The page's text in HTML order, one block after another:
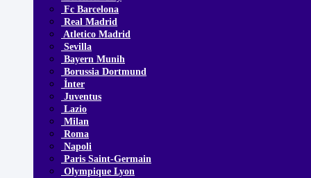
Fc Barcelona
Real Madrid
Atletico Madrid
Sevilla
Bayern Munih
Borussia Dortmund
İnter
Juventus
Lazio
Milan
Roma
Napoli
Paris Saint-Germain
Olympique Lyon